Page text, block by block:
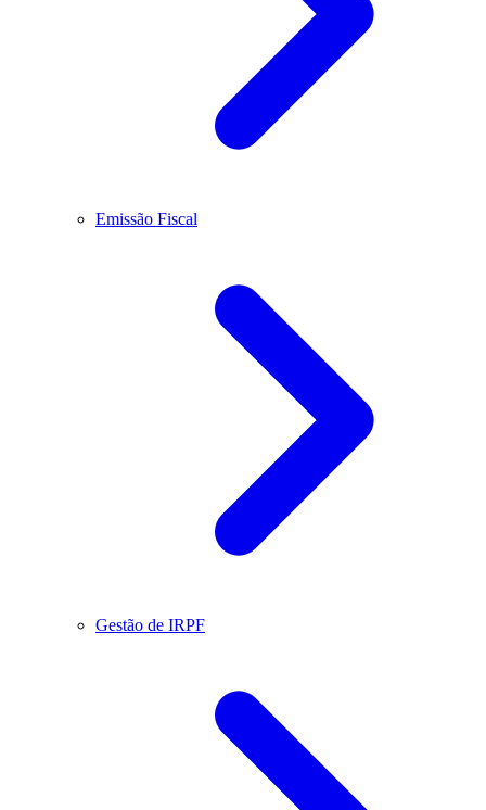
Emissão Fiscal
Gestão de IRPF